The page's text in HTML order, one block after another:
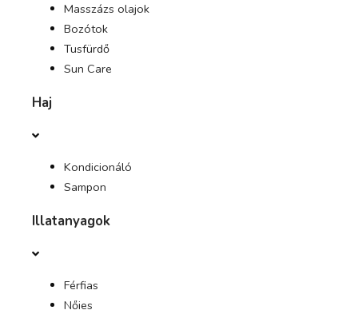
Masszázs olajok
Bozótok
Tusfürdő
Sun Care
Haj
Kondicionáló
Sampon
Illatanyagok
Férfias
Nőies